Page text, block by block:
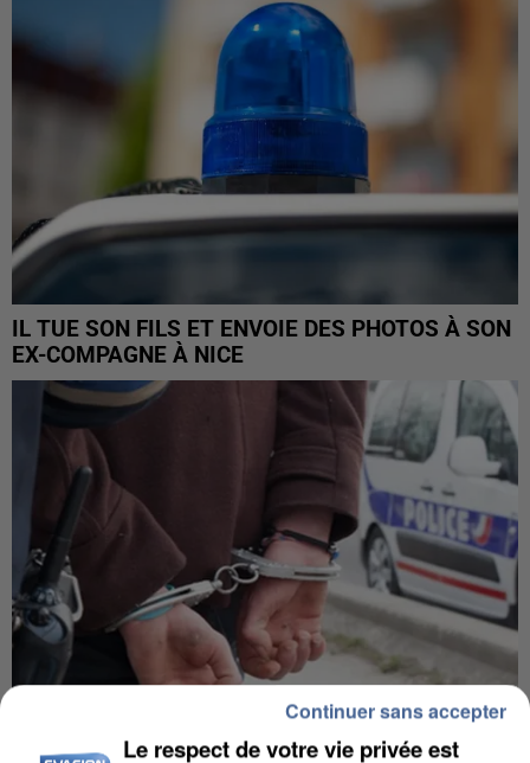
IL TUE SON FILS ET ENVOIE DES PHOTOS À SON
EX-COMPAGNE À NICE
Le respect de votre vie privée est
Continuer sans accepter